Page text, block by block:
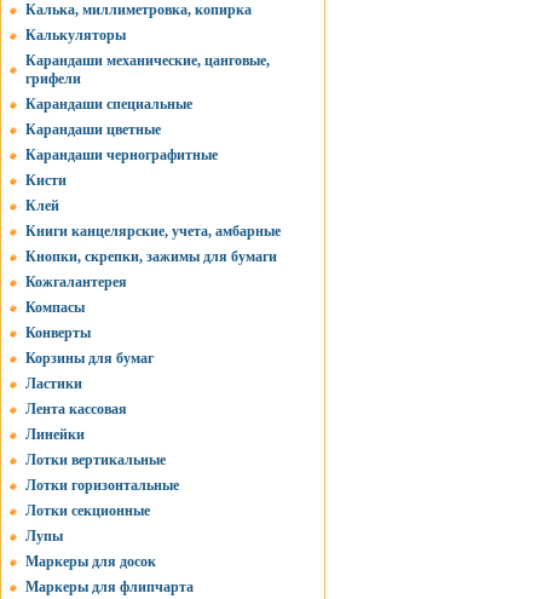
Калька, миллиметровка, копирка
Калькуляторы
Карандаши механические, цанговые,
грифели
Карандаши специальные
Карандаши цветные
Карандаши чернографитные
Кисти
Клей
Книги канцелярские, учета, амбарные
Кнопки, скрепки, зажимы для бумаги
Кожгалантерея
Компасы
Конверты
Корзины для бумаг
Ластики
Лента кассовая
Линейки
Лотки вертикальные
Лотки горизонтальные
Лотки секционные
Лупы
Маркеры для досок
Маркеры для флипчарта